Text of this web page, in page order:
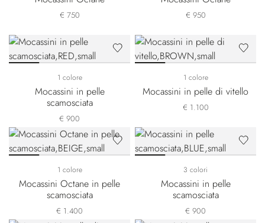
€ 750 € 950
1 colore
Mocassini in pelle
scamosciata
€ 900
1 colore
Mocassini in pelle di vitello
€ 1.100
1 colore
Mocassini Octane in pelle
scamosciata
€ 1.400
3 colori
Mocassini in pelle
scamosciata
€ 900